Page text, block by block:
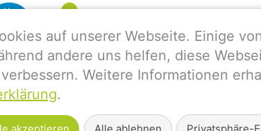
auf unserer Webseite. Einige
andere uns helfen, diese
Weitere Informationen
.